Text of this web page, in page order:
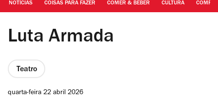
NOTÍCIAS COISAS PARA FAZER COMER & BEBER CULTURA
© Filipe Ferreira | Luta Armada
Luta Armada
Teatro
quarta-feira 22 abril 2026